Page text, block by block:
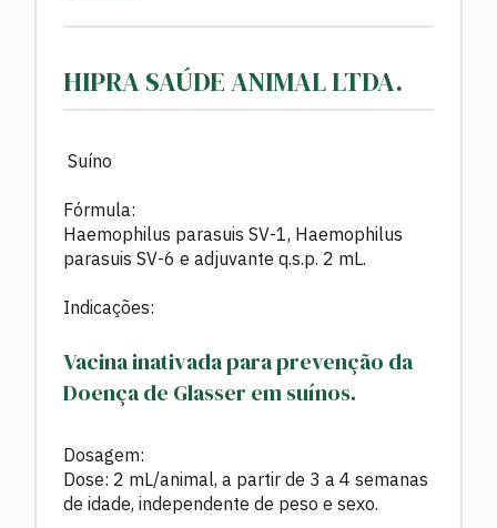
HIPRA SAÚDE ANIMAL LTDA.
Suíno
Fórmula:
Haemophilus parasuis SV-1, Haemophilus
parasuis SV-6 e adjuvante q.s.p. 2 mL.
Indicações:
Vacina inativada para prevenção da
Doença de Glasser em suínos.
Dosagem:
Dose: 2 mL/animal, a partir de 3 a 4 semanas
de idade, independente de peso e sexo.